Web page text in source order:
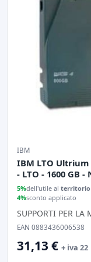
IBM
IBM LTO
- LTO - 1600 GB -
5%dell'utile al territorio
4%sconto applicato
SUPPORTI PER LA
EAN 0883436006538
31,13 € + iva 22